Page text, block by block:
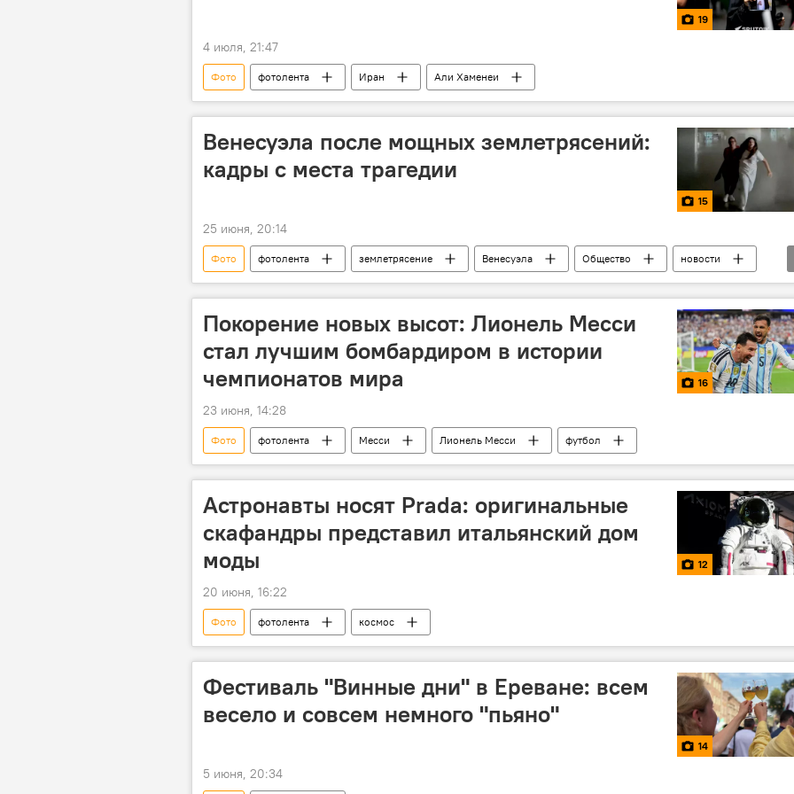
19
4 июля, 21:47
Фото фотолента Иран Али Хаменеи
Венесуэла после мощных землетрясений:
кадры с места трагедии
15
25 июня, 20:14
Фото фотолента землетрясение Венесуэла Общество
новости
мир
Покорение новых высот: Лионель Месси
стал лучшим бомбардиром в истории
чемпионатов мира
16
23 июня, 14:28
Фото фотолента Месси Лионель Месси футбол
Астронавты носят Prada: оригинальные
скафандры представил итальянский дом
моды
12
20 июня, 16:22
Фото фотолента космос
Фестиваль "Винные дни" в Ереване: всем
весело и совсем немного "пьяно"
14
5 июня, 20:34